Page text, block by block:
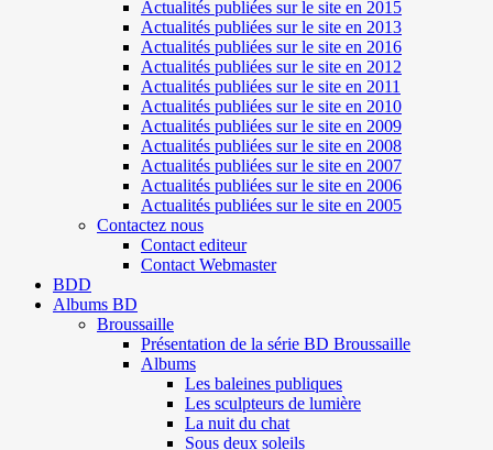
Actualités publiées sur le site en 2015
Actualités publiées sur le site en 2013
Actualités publiées sur le site en 2016
Actualités publiées sur le site en 2012
Actualités publiées sur le site en 2011
Actualités publiées sur le site en 2010
Actualités publiées sur le site en 2009
Actualités publiées sur le site en 2008
Actualités publiées sur le site en 2007
Actualités publiées sur le site en 2006
Actualités publiées sur le site en 2005
Contactez nous
Contact editeur
Contact Webmaster
BDD
Albums BD
Broussaille
Présentation de la série BD Broussaille
Albums
Les baleines publiques
Les sculpteurs de lumière
La nuit du chat
Sous deux soleils